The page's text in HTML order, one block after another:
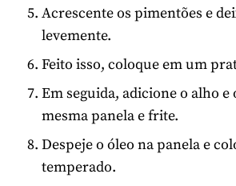
Acrescente os pimentões e
levemente.
Feito isso, coloque em um
Em seguida, adicione o alho e
mesma panela e frite.
Despeje o óleo na panela e
temperado.